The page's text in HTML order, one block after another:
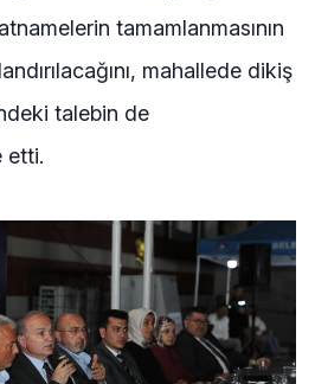
tamamlanmasının
mahallede dikiş
talebin de
etti.